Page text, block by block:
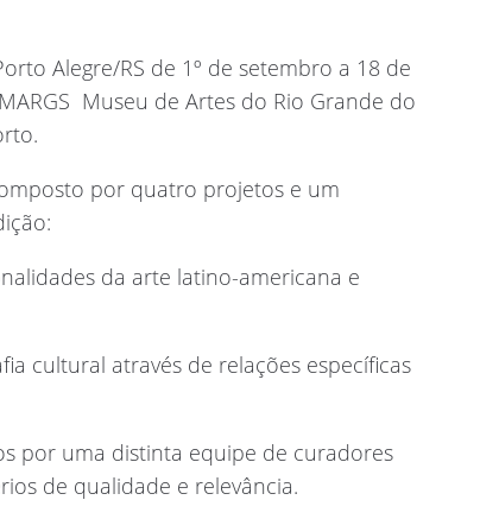
Alegre/RS de 1º de setembro a 18 de
 Museu de Artes do Rio Grande do
por quatro projetos e um
da arte latino-americana e
cultural através de relações específicas
por uma distinta equipe de curadores
de qualidade e relevância.